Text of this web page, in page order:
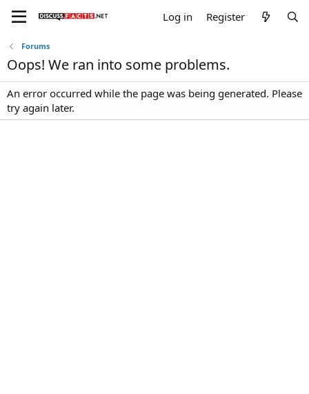
Log in Register
Forums
Oops! We ran into some problems.
An error occurred while the page was being generated. Please
try again later.